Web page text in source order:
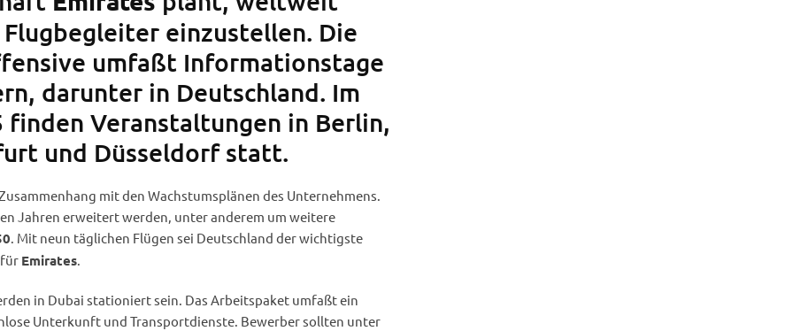
einzustellen. Die
umfaßt Informationstage
darunter in Deutschland. Im
finden Veranstaltungen in Berlin,
und Düsseldorf statt.
mit den Wachstumsplänen des Unternehmens.
Jahren erweitert werden, unter anderem um weitere
. Mit neun täglichen Flügen sei Deutschland der wichtigste
Emirates.
in Dubai stationiert sein. Das Arbeitspaket umfaßt ein
Unterkunft und Transportdienste. Bewerber sollten unter